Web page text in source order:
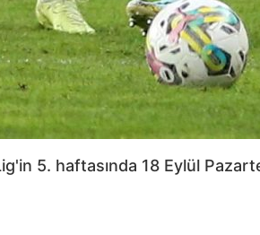
5. haftasında 18 Eylül